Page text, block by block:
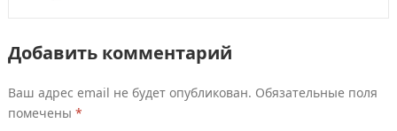
Добавить комментарий
Ваш адрес email не будет опубликован. Обязательные поля
помечены *